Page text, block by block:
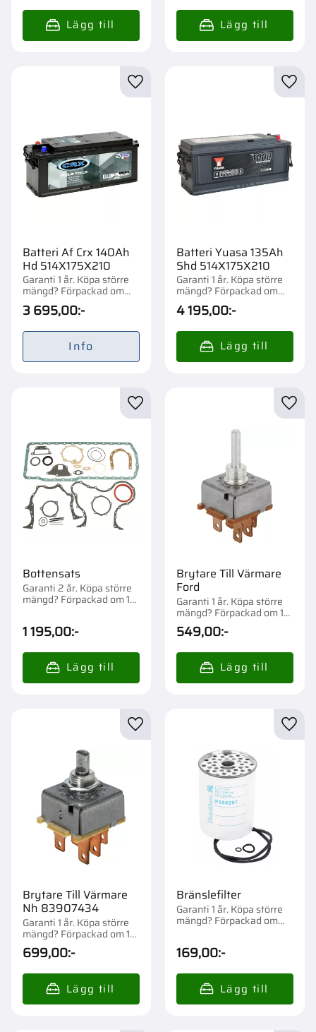
Batteri Af Crx 140Ah
Hd 514X175X210
Garanti 1 år. Köpa större
mängd? Förpackad om
1/24 st.
3 695,00:-
Lägg till i favoriter
Info
Batteri Yuasa 135Ah
Shd 514X175X210
Garanti 1 år. Köpa större
mängd? Förpackad om
1/24 st.
4 195,00:-
Bottensats
Garanti 2 år. Köpa större
mängd? Förpackad om 1
1 195,00:-
Lägg till i favoriter
Brytare Till Värmare
Ford
Garanti 1 år. Köpa större
mängd? Förpackad om 1
st.
549,00:-
Brytare Till Värmare
Nh 83907434
Garanti 1 år. Köpa större
mängd? Förpackad om 1
st.
699,00:-
Lägg till i favoriter
Bränslefilter
Garanti 1 år. Köpa större
mängd? Förpackad om
169,00:-